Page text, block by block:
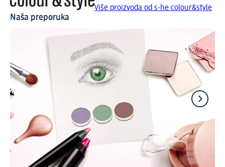
Više proizvoda od s-he colour&style
Naša preporuka